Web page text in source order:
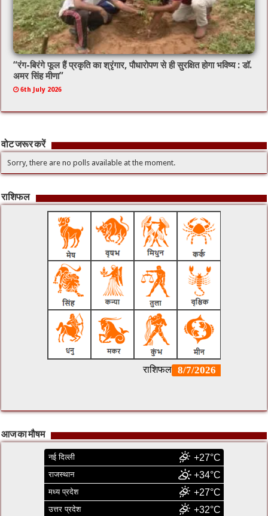
“रंग-बिरंगे फूल हैं प्रकृति का श्रृंगार, पौधारोपण से ही सुरक्षित होगा भविष्य : डॉ.
अमर सिंह मीणा”
6th July 2026
वोट जरूर करें
Sorry, there are no polls available at the moment.
राशिफल
आज का मौषम
नई दिल्ली +27°C
राजस्थान +34°C
मध्य प्रदेश +27°C
उत्तर प्रदेश +32°C